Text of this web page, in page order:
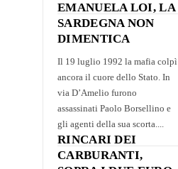
EMANUELA LOI, LA
SARDEGNA NON
DIMENTICA
Il 19 luglio 1992 la mafia colpì
ancora il cuore dello Stato. In
via D’Amelio furono
assassinati Paolo Borsellino e
gli agenti della sua scorta....
RINCARI DEI
CARBURANTI,